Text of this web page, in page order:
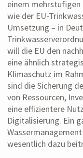
einem mehrstufigen
wie der EU-
Umsetzung – in
will die EU den
eine ähnlich
Klimaschutz im
sind die Sicherung
von Ressourcen,
eine effizientere
Digitalisierung. Ein
wesentlich dazu